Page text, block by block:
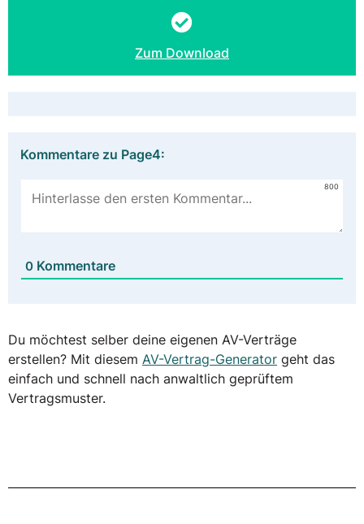
Zum Download
Kommentare zu Page4:
800
0 Kommentare
Du möchtest selber deine eigenen AV-Verträge
erstellen? Mit diesem AV-Vertrag-Generator geht das
einfach und schnell nach anwaltlich geprüftem
Vertragsmuster.